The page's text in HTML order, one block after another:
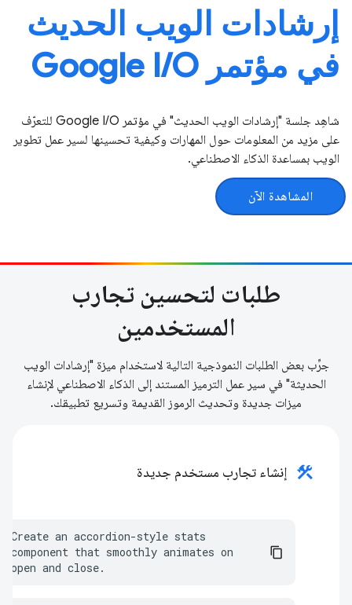
إرشادات الويب الحديث
في مؤتمر Google I / O
شاهِد جلسة "إرشادات الويب الحديث" في مؤتمر Google I / O للتعرّف
على مزيد من المعلومات حول المهارات وكيفية تحسينها لسير عمل تطوير
الويب بمساعدة الذكاء الاصطناعي.
المشاهدة الآن
طلبات لتحسين تجارب
المستخدمين
جرِّب بعض الطلبات النموذجية التالية لاستخدام ميزة "إرشادات الويب
الحديثة" في سير عمل الترميز المستند إلى الذكاء الاصطناعي لإنشاء
ميزات جديدة وتحديث الرموز القديمة وتسريع تطبيقك.
construction إنشاء تجارب مستخدم جديدة
Create an accordion-style stats
component that smoothly animates on
open and close.